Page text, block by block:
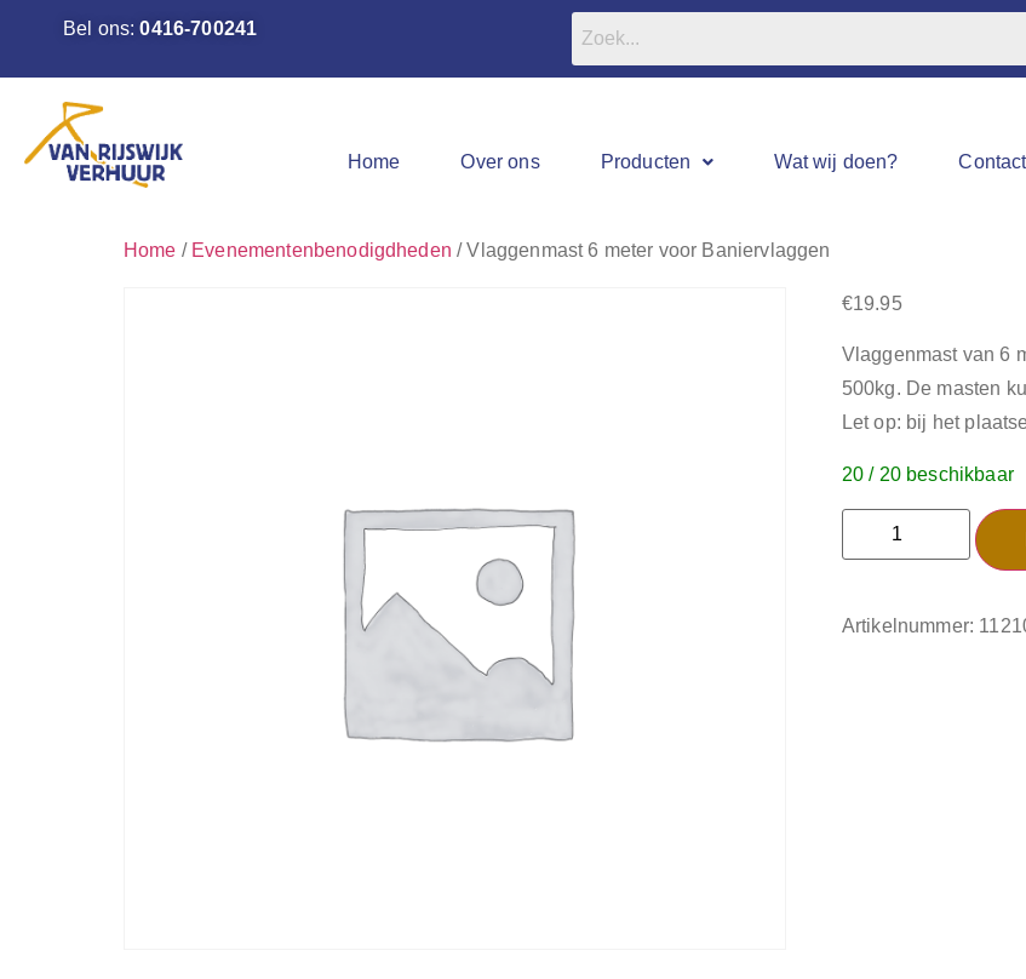
Bel ons:0416-700241
Home Over ons Producten Wat wij doen? Contact
Home / Evenementenbenodigdheden / Vlaggenmast 6 meter voor Baniervlaggen
€19.95
Vlaggenmast van 6
500kg. De masten
Let op: bij het
20 / 20 beschikbaar
Artikelnummer: